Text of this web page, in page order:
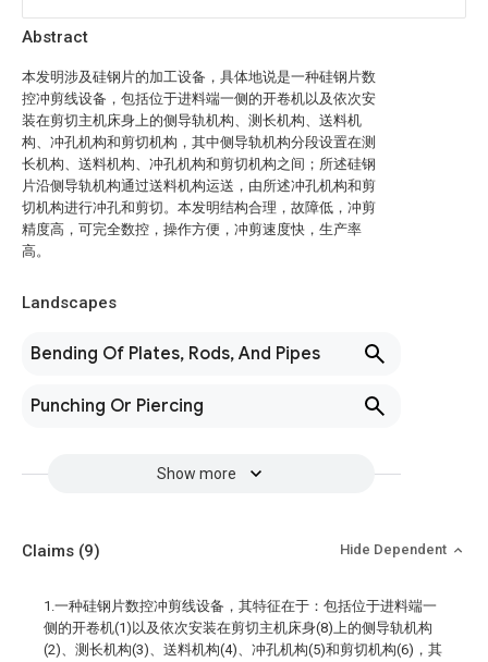
Abstract
本发明涉及硅钢片的加工设备，具体地说是一种硅钢片数
控冲剪线设备，包括位于进料端一侧的开卷机以及依次安
装在剪切主机床身上的侧导轨机构、测长机构、送料机
构、冲孔机构和剪切机构，其中侧导轨机构分段设置在测
长机构、送料机构、冲孔机构和剪切机构之间；所述硅钢
片沿侧导轨机构通过送料机构运送，由所述冲孔机构和剪
切机构进行冲孔和剪切。本发明结构合理，故障低，冲剪
精度高，可完全数控，操作方便，冲剪速度快，生产率
高。
Landscapes
Bending Of Plates, Rods, And Pipes
Punching Or Piercing
Show more
Claims (9) Hide Dependent
1.一种硅钢片数控冲剪线设备，其特征在于：包括位于进料端一
侧的开卷机(1)以及依次安装在剪切主机床身(8)上的侧导轨机构
(2)、测长机构(3)、送料机构(4)、冲孔机构(5)和剪切机构(6)，其